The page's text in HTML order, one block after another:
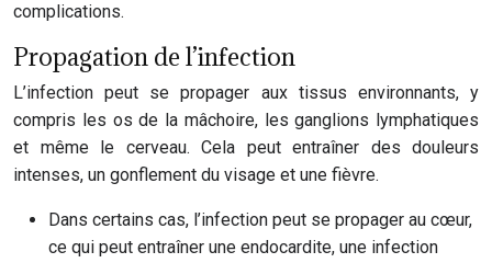
complications.
Propagation de l’infection
L’infection peut se propager aux tissus environnants, y
compris les os de la mâchoire, les ganglions lymphatiques
et même le cerveau. Cela peut entraîner des douleurs
intenses, un gonflement du visage et une fièvre.
Dans certains cas, l’infection peut se propager au cœur,
ce qui peut entraîner une endocardite, une infection